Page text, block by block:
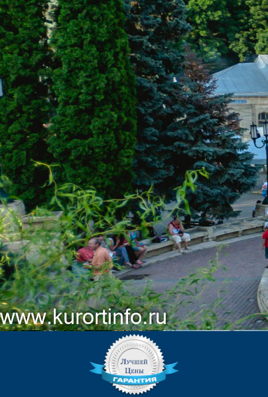
Санаторий «Источник» на карте
КОНТАКТЫ
ЕДИНОЙ СЛУЖБЫ БРОНИРОВАНИЯ:
8 (800) 551-53-03
(Бесплатный звонок)
kurortinfo@mail.ru
АДРЕС САНАТОРИЯ:
357600, г. Ессентуки, ул. Семашко
6-8.